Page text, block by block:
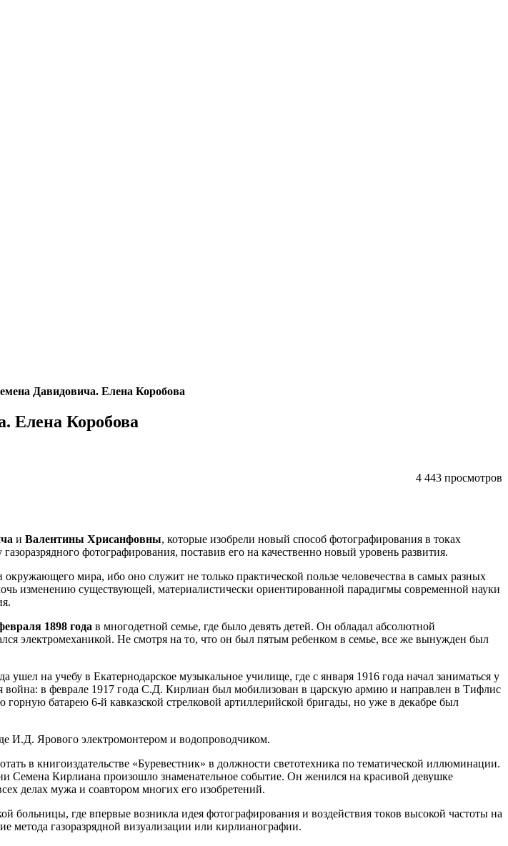
Давидовича. Елена Коробова
Елена Коробова
4 443 просмотров
и Валентины Хрисанфовны, которые изобрели новый способ фотографирования в токах
фотографирования, поставив его на качественно новый уровень развития.
мира, ибо оно служит не только практической пользе человечества в самых разных
изменению существующей, материалистически ориентированной парадигмы современной науки
1898 года в многодетной семье, где было девять детей. Он обладал абсолютной
электромеханикой. Не смотря на то, что он был пятым ребенком в семье, все же вынужден был
на учебу в Екатернодарское музыкальное училище, где с января 1916 года начал заниматься у
война: в феврале 1917 года С.Д. Кирлиан был мобилизован в царскую армию и направлен в Тифлис
батарею 6-й кавказской стрелковой артиллерийской бригады, но уже в декабре был
И.Д. Ярового электромонтером и водопроводчиком.
в книгоиздательстве «Буревестник» в должности светотехника по тематической иллюминации.
Кирлиана произошло знаменательное событие. Он женился на красивой девушке
делах мужа и соавтором многих его изобретений.
больницы, где впервые возникла идея фотографирования и воздействия токов высокой частоты на
газоразрядной визуализации или кирлианографии.